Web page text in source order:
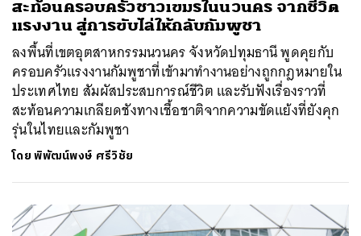
สะท้อนครอบครัวชาวเขมรในนวนคร จากชีวิต
แรงงาน สู่การขับไล่ให้กลับกัมพูชา
ลงพื้นที่เขตอุตสาหกรรมนวนคร จังหวัดปทุมธานี พูดคุยกับ
ครอบครัวแรงงานกัมพูชาที่เข้ามาทำงานอย่างถูกกฎหมายใน
ประเทศไทย สัมผัสประสบการณ์ชีวิต และรับฟังเรื่องราวที่
สะท้อนความเกลียดชังทางเชื้อชาติจากความขัดแย้งที่ยังคุก
รุ่นในไทยและกัมพูชา
โดยพิพัฒน์พงษ์ ศรีวิชัย